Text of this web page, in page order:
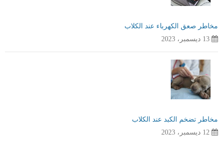
مخاطر صعق الكهرباء عند الكلاب
13 ديسمبر، 2023
مخاطر تضخم الكبد عند الكلاب
12 ديسمبر، 2023